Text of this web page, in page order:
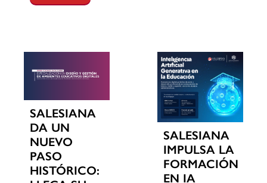
SALESIANA
DA UN
NUEVO
PASO
HISTÓRICO:
SALESIANA
IMPULSA LA
FORMACIÓN
EN IA